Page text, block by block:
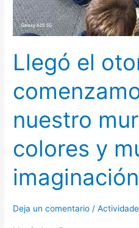
Llegó el
nuestro
colores y
imaginación
Deja un comentario /
mural,hojas
colores
mucha
imaginación